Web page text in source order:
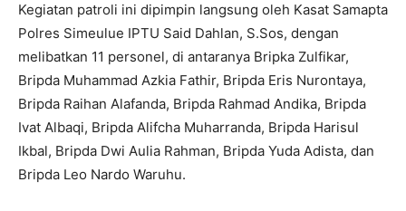
Kegiatan patroli ini dipimpin langsung oleh Kasat Samapta
Polres Simeulue IPTU Said Dahlan, S.Sos, dengan
melibatkan 11 personel, di antaranya Bripka Zulfikar,
Bripda Muhammad Azkia Fathir, Bripda Eris Nurontaya,
Bripda Raihan Alafanda, Bripda Rahmad Andika, Bripda
Ivat Albaqi, Bripda Alifcha Muharranda, Bripda Harisul
Ikbal, Bripda Dwi Aulia Rahman, Bripda Yuda Adista, dan
Bripda Leo Nardo Waruhu.